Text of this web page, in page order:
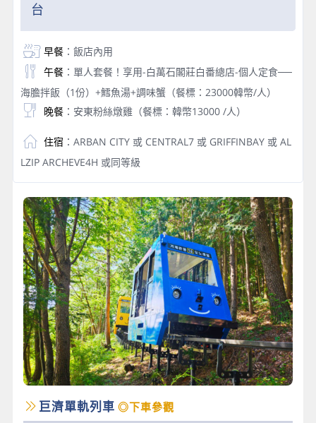
台
早餐：飯店內用
午餐：單人套餐！享用-白萬石閣莊白番總店-個人定食──
海膽拌飯（1份）+鱈魚湯+調味蟹（餐標：23000韓幣/人）
晚餐：安東粉絲燉雞（餐標：韓幣13000 /人）
住宿 ：ARBAN CITY 或 CENTRAL7 或 GRIFFINBAY 或 AL
LZIP ARCHEVE4H 或同等級
巨濟單軌列車 ◎下車參觀